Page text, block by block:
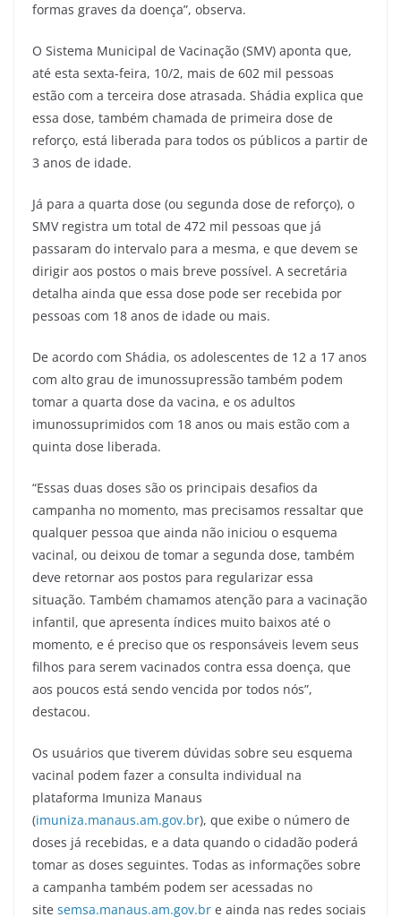
formas graves da doença”, observa.
O Sistema Municipal de Vacinação (SMV) aponta que,
até esta sexta-feira, 10/2, mais de 602 mil pessoas
estão com a terceira dose atrasada. Shádia explica que
essa dose, também chamada de primeira dose de
reforço, está liberada para todos os públicos a partir de
3 anos de idade.
Já para a quarta dose (ou segunda dose de reforço), o
SMV registra um total de 472 mil pessoas que já
passaram do intervalo para a mesma, e que devem se
dirigir aos postos o mais breve possível. A secretária
detalha ainda que essa dose pode ser recebida por
pessoas com 18 anos de idade ou mais.
De acordo com Shádia, os adolescentes de 12 a 17 anos
com alto grau de imunossupressão também podem
tomar a quarta dose da vacina, e os adultos
imunossuprimidos com 18 anos ou mais estão com a
quinta dose liberada.
“Essas duas doses são os principais desafios da
campanha no momento, mas precisamos ressaltar que
qualquer pessoa que ainda não iniciou o esquema
vacinal, ou deixou de tomar a segunda dose, também
deve retornar aos postos para regularizar essa
situação. Também chamamos atenção para a vacinação
infantil, que apresenta índices muito baixos até o
momento, e é preciso que os responsáveis levem seus
filhos para serem vacinados contra essa doença, que
aos poucos está sendo vencida por todos nós”,
destacou.
Os usuários que tiverem dúvidas sobre seu esquema
vacinal podem fazer a consulta individual na
plataforma Imuniza Manaus
(imuniza.manaus.am.gov.br), que exibe o número de
doses já recebidas, e a data quando o cidadão poderá
tomar as doses seguintes. Todas as informações sobre
a campanha também podem ser acessadas no
site semsa.manaus.am.gov.br e ainda nas redes sociais